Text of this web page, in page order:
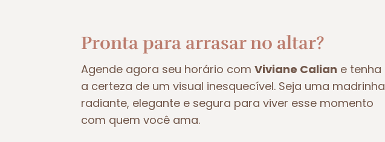
Pronta para arrasar no altar?
Agende agora seu horário comViviane Calian e tenha
a certeza de um visual inesquecível. Seja uma madrinha
radiante, elegante e segura para viver esse momento
com quem você ama.